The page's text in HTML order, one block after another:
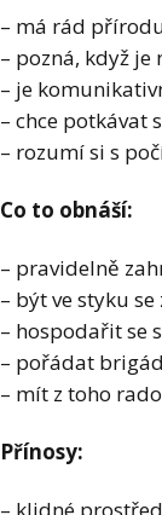
– má rád
– pozná, když
– je
– chce potkávat
– rozumí si s
Co to obnáší:
– pravidelně
– být ve styku
– hospodařit se
– pořádat
– mít z toho
Přínosy: